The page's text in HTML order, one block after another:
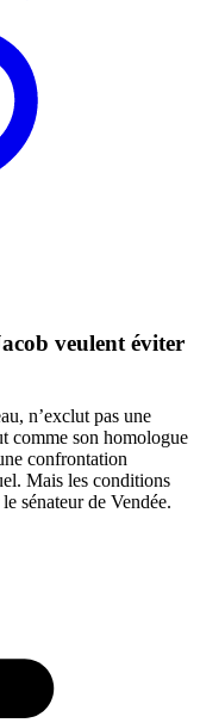
veulent éviter
n’exclut pas une
comme son homologue
confrontation
Mais les conditions
sénateur de Vendée.